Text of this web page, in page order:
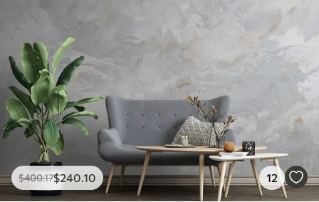
$400.17$240.10 12